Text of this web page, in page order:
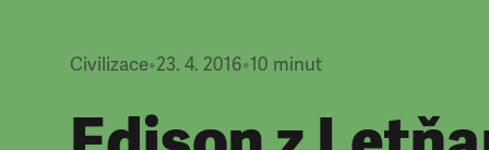
Civilizace•23. 4. 2016•10 minut